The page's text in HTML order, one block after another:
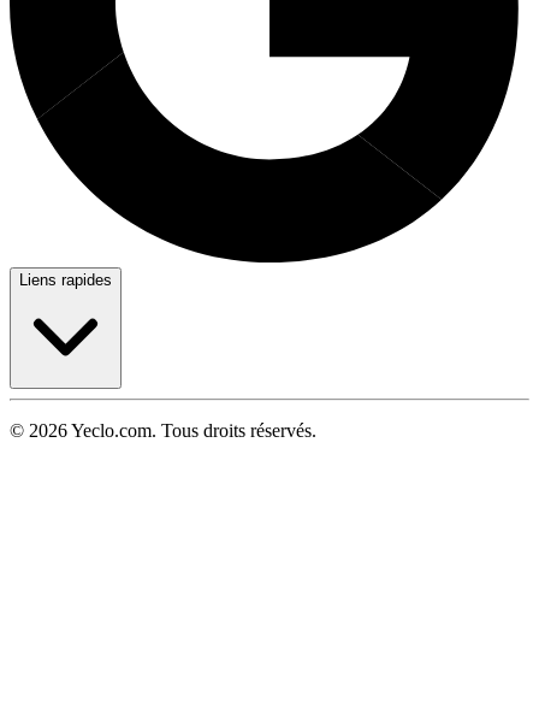
Liens rapides
© 2026 Yeclo.com. Tous droits réservés.